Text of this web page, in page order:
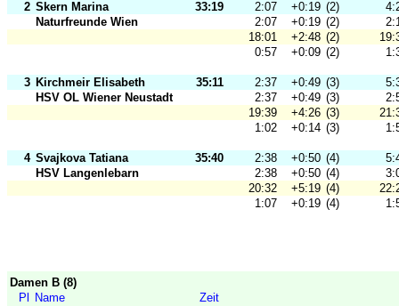
2 Skern Marina 33:19 2:07 +0:19 (2)
Naturfreunde Wien
2:07 +0:19 (2)
18:01
+2:48 (2)
0:57
+0:09 (2)
3 Kirchmeir Elisabeth 35:11 2:37 +0:49 (3)
HSV OL Wiener Neustadt
2:37 +0:49 (3)
19:39
+4:26 (3)
1:02
+0:14 (3)
4 Svajkova Tatiana 35:40 2:38 +0:50 (4)
HSV Langenlebarn
2:38 +0:50 (4)
20:32
+5:19 (4)
1:07
+0:19 (4)
Damen B (8)
Pl
Name
Zeit